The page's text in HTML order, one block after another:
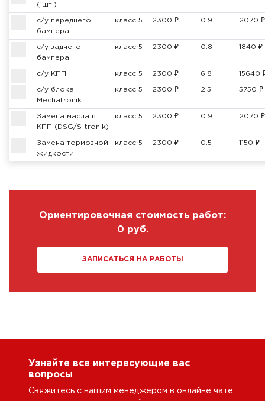
(1шт.)
с/у переднего
бампера
класс 5 2300 ₽ 0.9 2070 ₽
с/у заднего
бампера
класс 5 2300 ₽ 0.8 1840 ₽
с/у КПП класс 5 2300 ₽ 6.8 15640
с/у блока
Mechatronik
класс 5 2300 ₽ 2.5 5750 ₽
Замена масла в
КПП (DSG/S-tronik)
класс 5 2300 ₽ 0.9 2070 ₽
Замена тормозной
жидкости
класс 5 2300 ₽ 0.5 1150 ₽
Ориентировочная стоимость работ:
0 руб.
ЗАПИСАТЬСЯ НА РАБОТЫ
Узнайте все интересующие вас
вопросы
Свяжитесь с нашим менеджером в онлайне чате,